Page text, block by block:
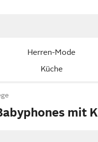
Herren-Mode
Küche
mit